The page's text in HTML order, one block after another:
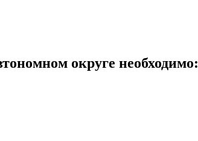
округе необходимо: